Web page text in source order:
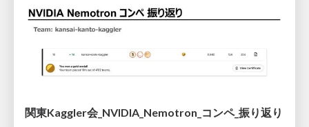
関東Kaggler会_NVIDIA_Nemotron_コンペ_振り返り